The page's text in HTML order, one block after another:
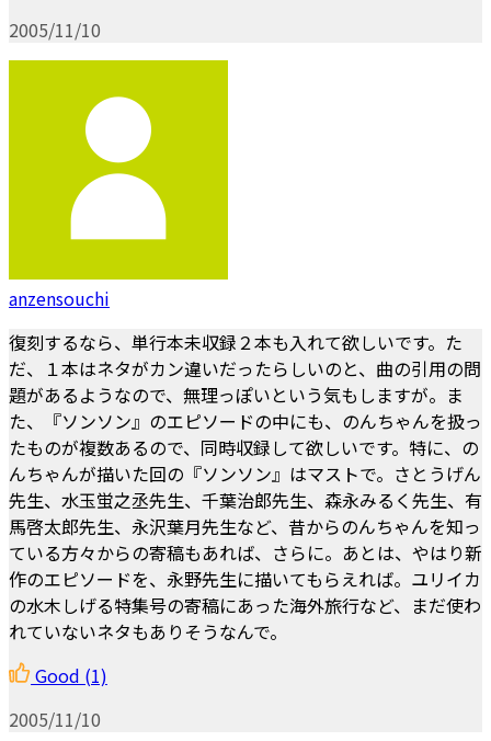
2005/11/10
anzensouchi
復刻するなら、単行本未収録２本も入れて欲しいです。た
だ、１本はネタがカン違いだったらしいのと、曲の引用の問
題があるようなので、無理っぽいという気もしますが。ま
た、『ソンソン』のエピソードの中にも、のんちゃんを扱っ
たものが複数あるので、同時収録して欲しいです。特に、の
んちゃんが描いた回の『ソンソン』はマストで。さとうげん
先生、水玉蛍之丞先生、千葉治郎先生、森永みるく先生、有
馬啓太郎先生、永沢葉月先生など、昔からのんちゃんを知っ
ている方々からの寄稿もあれば、さらに。あとは、やはり新
作のエピソードを、永野先生に描いてもらえれば。ユリイカ
の水木しげる特集号の寄稿にあった海外旅行など、まだ使わ
れていないネタもありそうなんで。
Good (1)
2005/11/10